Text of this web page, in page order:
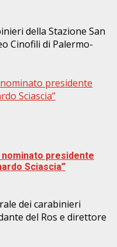
della Stazione San
Cinofili di Palermo-
presidente
Sciascia”
presidente
Sciascia”
dei carabinieri
del Ros e direttore